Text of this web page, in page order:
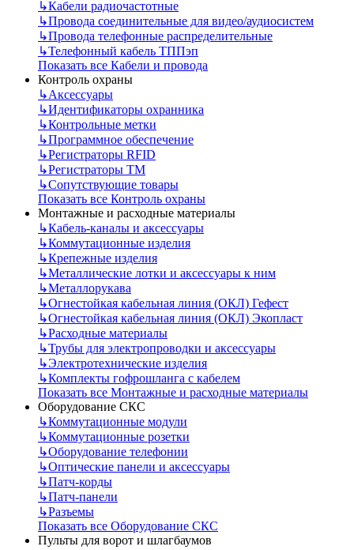
↳Кабели радиочастотные
↳Провода соединительные для видео/аудиосистем
↳Провода телефонные распределительные
↳Телефонный кабель ТППэп
Показать все Кабели и провода
Контроль охраны
↳Аксессуары
↳Идентификаторы охранника
↳Контрольные метки
↳Программное обеспечение
↳Регистраторы RFID
↳Регистраторы ТМ
↳Сопутствующие товары
Показать все Контроль охраны
Монтажные и расходные материалы
↳Кабель-каналы и аксессуары
↳Коммутационные изделия
↳Крепежные изделия
↳Металлические лотки и аксессуары к ним
↳Металлорукава
↳Огнестойкая кабельная линия (ОКЛ) Гефест
↳Огнестойкая кабельная линия (ОКЛ) Экопласт
↳Расходные материалы
↳Трубы для электропроводки и аксессуары
↳Электротехнические изделия
↳Комплекты гофрошланга с кабелем
Показать все Монтажные и расходные материалы
Оборудование СКС
↳Коммутационные модули
↳Коммутационные розетки
↳Оборудование телефонии
↳Оптические панели и аксессуары
↳Патч-корды
↳Патч-панели
↳Разъемы
Показать все Оборудование СКС
Пульты для ворот и шлагбаумов